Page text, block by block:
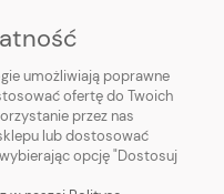
umożliwiają poprawne
ofertę do Twoich
przez nas
lub dostosować
opcję "Dostosuj